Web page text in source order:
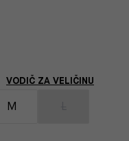
VODIČ ZA VELIČINU
M